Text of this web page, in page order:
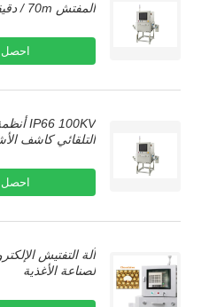
احصل
التلقائي كاشف الأشعة
احصل
آلة التفتيش الإلكترونية
لصناعة الأغذية